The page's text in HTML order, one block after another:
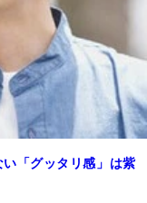
「グッタリ感」は紫